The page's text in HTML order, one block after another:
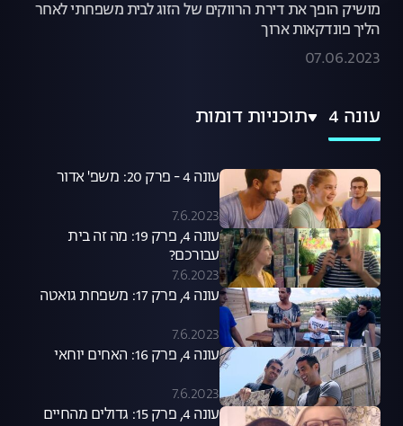
מושיק הופך את דירת הרווקים של הזוג לבית משפחתי לאחר
הליך פונדקאות ארוך
07.06.2023
עונה 4 תוכניות דומות
עונה 4 - פרק 20: משפ' אדור
7.6.2023
עונה 4, פרק 19: מה זה בית
עבורכם?
7.6.2023
עונה 4, פרק 17: משפחת גואטה
7.6.2023
עונה 4, פרק 16: האחים יוחאי
7.6.2023
עונה 4, פרק 15: גדולים מהחיים